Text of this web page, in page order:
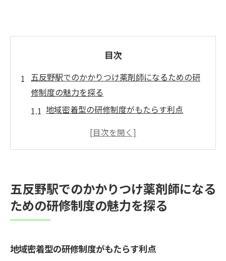
目次
五反野駅でのかかりつけ薬剤師になるための研
修制度の魅力を探る
地域密着型の研修制度がもたらす利点
五反野駅周辺のユニークな医療環境と研修
研修制度を通じたキャリアアップの可能性
五反野駅でのネットワーキングの機会
とその重要性
五反野駅でのかかりつけ薬剤師になる
ための研修制度の魅力を探る
地域密着型の研修制度がもたらす利点